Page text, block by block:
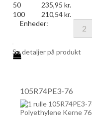
50
235,95 kr.
100
210,54 kr.
Enheder:
Se detaljer på produkt
105R74PE3-76